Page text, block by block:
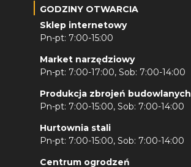
GODZINY OTWARCIA
Sklep internetowy
Pn-pt: 7:00-15:00
Market narzędziowy
Pn-pt: 7:00-17:00, Sob: 7:00-14:00
Produkcja zbrojeń budowlanych
Pn-pt: 7:00-15:00, Sob: 7:00-14:00
Hurtownia stali
Pn-pt: 7:00-15:00, Sob: 7:00-14:00
Centrum ogrodzeń